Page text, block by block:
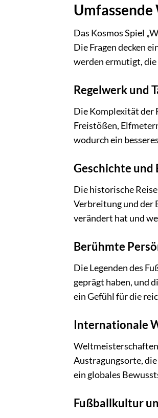
Umfassende
Das Kosmos Spiel
Die Fragen decken
werden ermutigt, die
Regelwerk und
Die Komplexität der
Freistößen,
wodurch ein
Geschichte und
Die historische
Verbreitung und der
verändert hat und
Berühmte
Die Legenden des
geprägt haben, und
ein Gefühl für die
Internationale
Austragungsorte,
ein globales
Fußballkultur